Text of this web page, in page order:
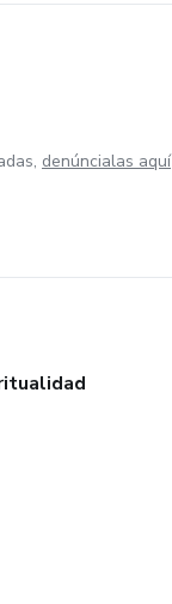
denúncialas aquí